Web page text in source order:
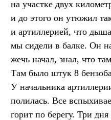
на участке двух
и до этого он утюжил
и артиллерией, что
мы сидели в балке. Он
жечь начал, знал, что
Там было штук 8
У начальника
полилась. Все
горит по берегу. Три